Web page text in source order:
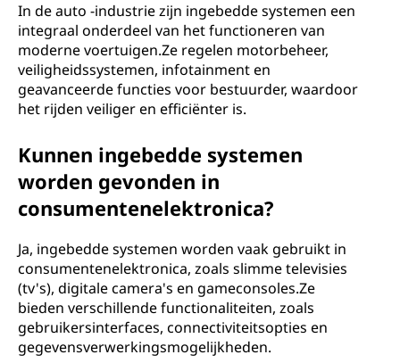
In de auto -industrie zijn ingebedde systemen een
integraal onderdeel van het functioneren van
moderne voertuigen.Ze regelen motorbeheer,
veiligheidssystemen, infotainment en
geavanceerde functies voor bestuurder, waardoor
het rijden veiliger en efficiënter is.
Kunnen ingebedde systemen
worden gevonden in
consumentenelektronica?
Ja, ingebedde systemen worden vaak gebruikt in
consumentenelektronica, zoals slimme televisies
(tv's), digitale camera's en gameconsoles.Ze
bieden verschillende functionaliteiten, zoals
gebruikersinterfaces, connectiviteitsopties en
gegevensverwerkingsmogelijkheden.